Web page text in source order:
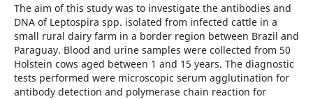
The aim of this study was to investigate the antibodies and
DNA of Leptospira spp. isolated from infected cattle in a
small rural dairy farm in a border region between Brazil and
Paraguay. Blood and urine samples were collected from 50
Holstein cows aged between 1 and 15 years. The diagnostic
tests performed were microscopic serum agglutination for
antibody detection and polymerase chain reaction for